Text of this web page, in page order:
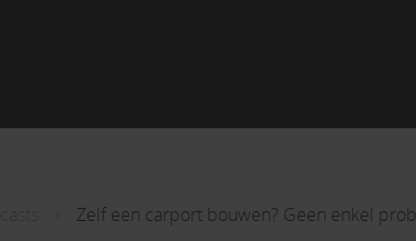
Zelf een carport bouwen? Geen enkel